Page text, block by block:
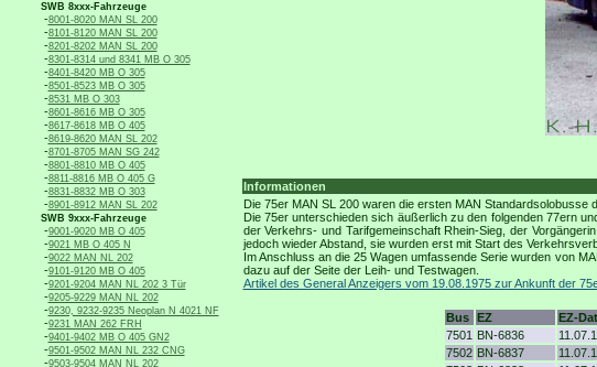
SWB 8xxx-Fahrzeuge
-8001-8020 MAN SL 200
-8101-8120 MAN SL 200
-8201-8202 MAN SL 200
-8301-8314 und 8341 MB O 305
-8401-8420 MB O 305
-8501-8523 MB O 305
-8531 MB O 303
-8601-8616 MB O 305
-8617-8618 MB O 405
-8619-8620 MAN SL 202
-8701-8705 MAN SG 242
-8801-8810 MB O 405
-8811-8816 MB O 405 G
-8831-8832 MB O 303
-8901-8912 MAN SL 202
SWB 9xxx-Fahrzeuge
-9001-9020 MB O 405
-9021 MB O 405 N
-9022 MAN NL 202
-9101-9120 MB O 405
-9201-9204 MAN NL 202 3 Tür
-9205-9229 MAN NL 202
-9230, 9232-9235 Neoplan N 4021 NF
-9231 MAN 262 FRH
-9401-9402 MB O 405 GN2
-9501-9502 MAN NL 232 CNG
-9503-9504 MAN NL 202
Informationen
Die 75er MAN SL 200 waren die ersten MAN Standardsolobusse
Die 75er unterschieden sich äußerlich zu den folgenden 77ern
der Verkehrs- und Tarifgemeinschaft Rhein-Sieg, der
jedoch wieder Abstand, sie wurden erst mit Start des
Im Anschluss an die 25 Wagen umfassende Serie wurden von
dazu auf der Seite der Leih- und Testwagen.
Artikel des General Anzeigers vom 19.08.1975 zur Ankunft der
Bus EZ EZ-
7501 BN-6836
7502 BN-6837